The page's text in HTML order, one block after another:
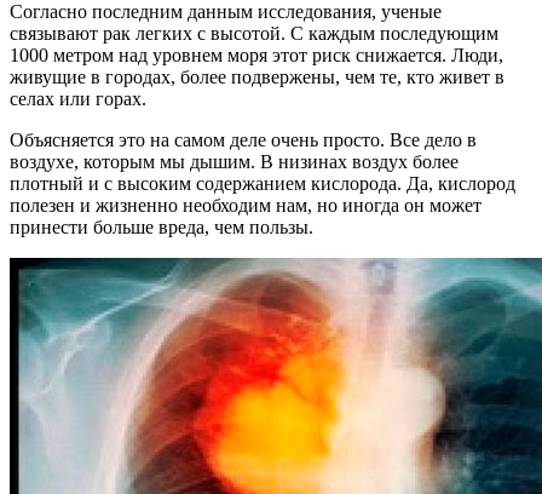
Согласно последним данным исследования, ученые
связывают рак легких с высотой. С каждым последующим
1000 метром над уровнем моря этот риск снижается. Люди,
живущие в городах, более подвержены, чем те, кто живет в
селах или горах.
Объясняется это на самом деле очень просто. Все дело в
воздухе, которым мы дышим. В низинах воздух более
плотный и с высоким содержанием кислорода. Да, кислород
полезен и жизненно необходим нам, но иногда он может
принести больше вреда, чем пользы.